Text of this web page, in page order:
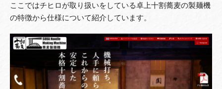
ここではチヒロが取り扱いをしている卓上十割蕎麦の製麺機
の特徴から仕様について紹介しています。